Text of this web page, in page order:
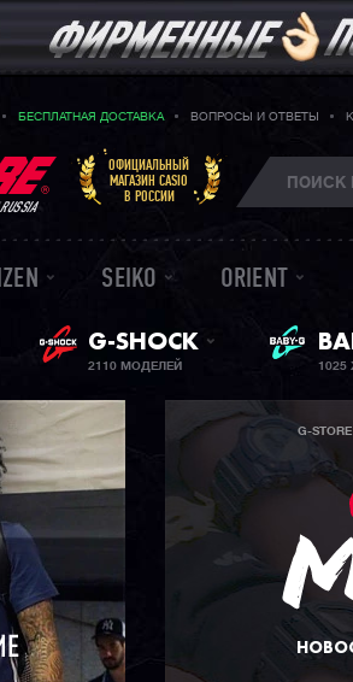
БЕСПЛАТНАЯ ДОСТАВКА ВОПРОСЫ И ОТВЕТЫ
ОФИЦИАЛЬНЫЙ
МАГАЗИН CASIO
В РОССИИ
SEIKO ORIENT
G-SHOCK
2110 МОДЕЛЕЙ
G-STORE